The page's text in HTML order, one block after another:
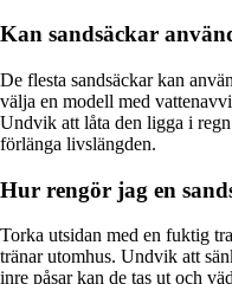
Kan sandsäckar
De flesta sandsäckar kan
välja en modell med
Undvik att låta den ligga i
förlänga livslängden.
Hur rengör jag en
Torka utsidan med en fuktig
tränar utomhus. Undvik att
inre påsar kan de tas ut och